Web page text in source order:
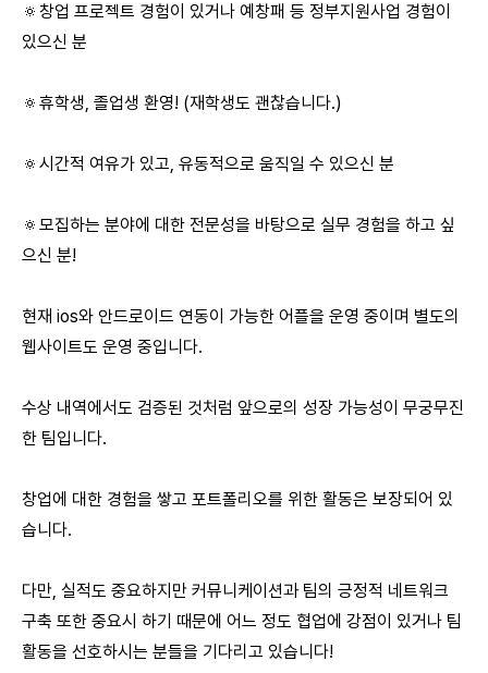
🔅창업 프로젝트 경험이 있거나 예창패 등 정부지원사업 경험이
있으신 분
🔅휴학생, 졸업생 환영! (재학생도 괜찮습니다.)
🔅시간적 여유가 있고, 유동적으로 움직일 수 있으신 분
🔅모집하는 분야에 대한 전문성을 바탕으로 실무 경험을 하고 싶
으신 분!
현재 ios와 안드로이드 연동이 가능한 어플을 운영 중이며 별도의
웹사이트도 운영 중입니다.
수상 내역에서도 검증된 것처럼 앞으로의 성장 가능성이 무궁무진
한 팀입니다.
창업에 대한 경험을 쌓고 포트폴리오를 위한 활동은 보장되어 있
습니다.
다만, 실적도 중요하지만 커뮤니케이션과 팀의 긍정적 네트워크
구축 또한 중요시 하기 때문에 어느 정도 협업에 강점이 있거나 팀
활동을 선호하시는 분들을 기다리고 있습니다!